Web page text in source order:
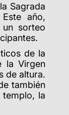
Sagrada
año,
sorteo
de la
la Virgen
de altura.
también
la